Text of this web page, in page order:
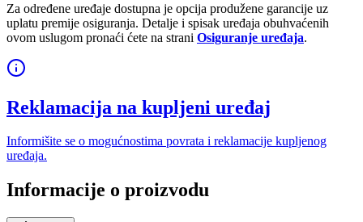
Za određene uređaje dostupna je opcija produžene garancije uz
uplatu premije osiguranja. Detalje i spisak uređaja obuhvaćenih
ovom uslugom pronaći ćete na strani Osiguranje uređaja.
Reklamacija na kupljeni uređaj
Informišite se o mogućnostima povrata i reklamacije kupljenog
uređaja.
Informacije o proizvodu